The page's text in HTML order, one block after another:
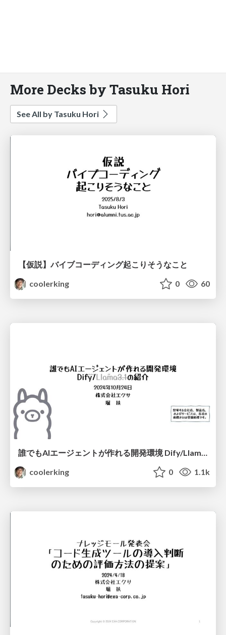
More Decks by Tasuku Hori
See All by Tasuku Hori
【仮説】バイブコーディング起こりそうなこと
coolerking
0 60
coolerking
0 1.1k